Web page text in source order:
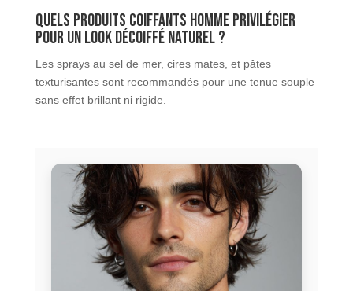
Quels produits coiffants homme privilégier
pour un look décoiffé naturel ?
Les sprays au sel de mer, cires mates, et pâtes
texturisantes sont recommandés pour une tenue souple
sans effet brillant ni rigide.